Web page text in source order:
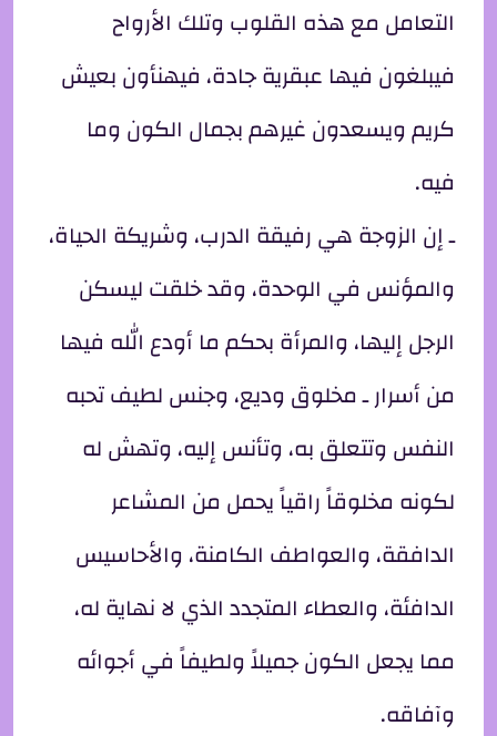
التعامل مع هذه القلوب وتلك الأرواح
فيبلغون فيها عبقرية جادة، فيهنأون بعيش
كريم ويسعدون غيرهم بجمال الكون وما
فيه.
ـ إن الزوجة هي رفيقة الدرب، وشريكة الحياة،
والمؤنس في الوحدة، وقد خلقت ليسكن
الرجل إليها، والمرأة بحكم ما أودع الله فيها
من أسرار ـ مخلوق وديع، وجنس لطيف تحبه
النفس وتتعلق به، وتأنس إليه، وتهش له
لكونه مخلوقاً راقياً يحمل من المشاعر
الدافقة، والعواطف الكامنة، والأحاسيس
الدافئة، والعطاء المتجدد الذي لا نهاية له،
مما يجعل الكون جميلاً ولطيفاً في أجوائه
وآفاقه.